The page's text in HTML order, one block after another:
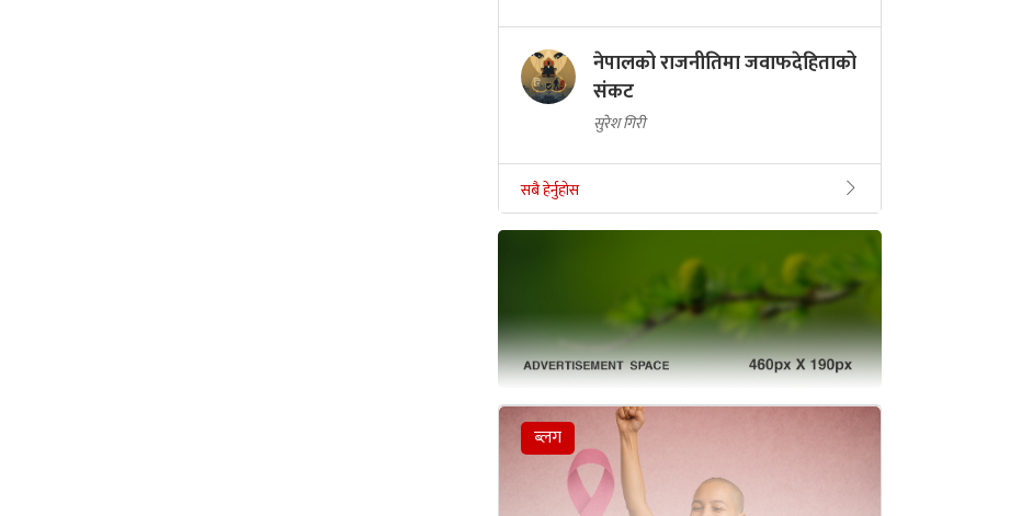
नेपालको राजनीतिमा जवाफदेहिताको
संकट
सुरेश गिरी
सबै हेर्नुहोस
ब्लग